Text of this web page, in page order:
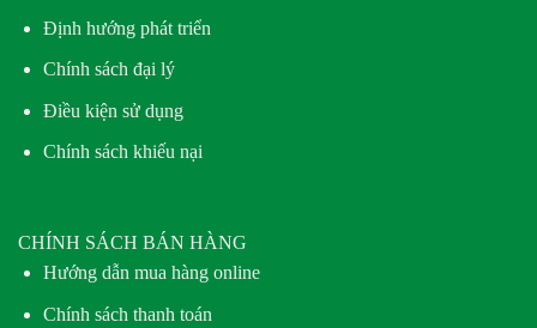
Định hướng phát triển
Chính sách đại lý
Điều kiện sử dụng
Chính sách khiếu nại
CHÍNH SÁCH BÁN HÀNG
Hướng dẫn mua hàng online
Chính sách thanh toán